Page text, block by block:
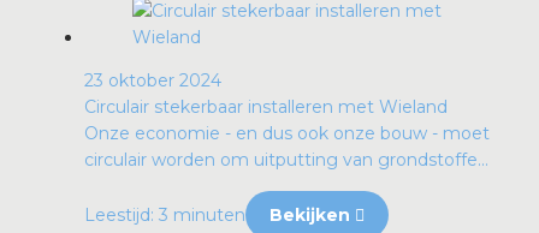
23 oktober 2024
Circulair stekerbaar installeren met Wieland
Onze economie - en dus ook onze bouw - moet
circulair worden om uitputting van grondstoffe...
Leestijd: 3 minuten Bekijken